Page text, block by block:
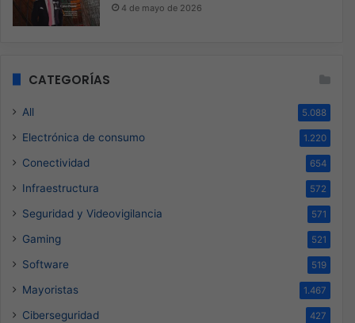
4 de mayo de 2026
CATEGORÍAS
All 5.088
Electrónica de consumo 1.220
Conectividad 654
Infraestructura 572
Seguridad y Videovigilancia 571
Gaming 521
Software 519
Mayoristas 1.467
Ciberseguridad 427